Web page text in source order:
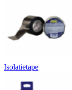
Isolatietape